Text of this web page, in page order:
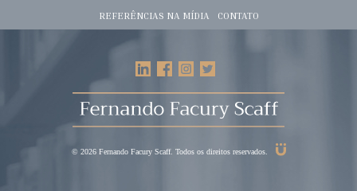
REFERÊNCIAS NA MÍDIA CONTATO
© 2026 Fernando Facury Scaff. Todos os direitos reservados.